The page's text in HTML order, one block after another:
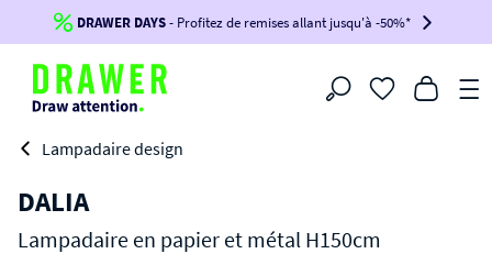
Jusqu'à-100€*sur votre commande !
BIKINI100
-voir conditions en bas de page-
DRAWER DAYS- Profitez de remises allant jusqu'à -50%*
Filtrer
Lampadaire design
DALIA
Lampadaire en papier et métal H150cm